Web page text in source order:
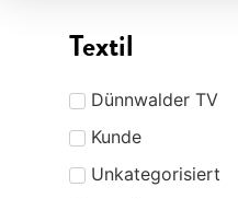
Textil
Dünnwalder TV
Kunde
Unkategorisiert